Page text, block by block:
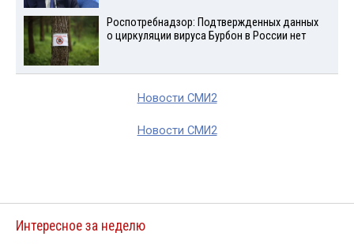
Роспотребнадзор: Подтвержденных данных
о циркуляции вируса Бурбон в России нет
Новости СМИ2
Новости СМИ2
Интересное за неделю